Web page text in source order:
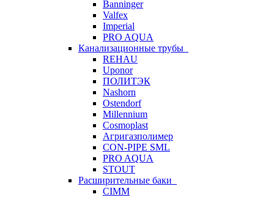
Banninger
Valfex
Imperial
PRO AQUA
Канализационные трубы
REHAU
Uponor
ПОЛИТЭК
Nashorn
Ostendorf
Millennium
Cosmoplast
Агригазполимер
CON-PIPE SML
PRO AQUA
STOUT
Расширительные баки
CIMM